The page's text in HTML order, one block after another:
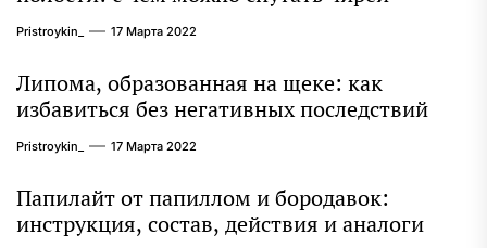
Pristroykin_ 17 Марта 2022
Липома, образованная на щеке: как
избавиться без негативных последствий
Pristroykin_ 17 Марта 2022
Папилайт от папиллом и бородавок:
инструкция, состав, действия и аналоги